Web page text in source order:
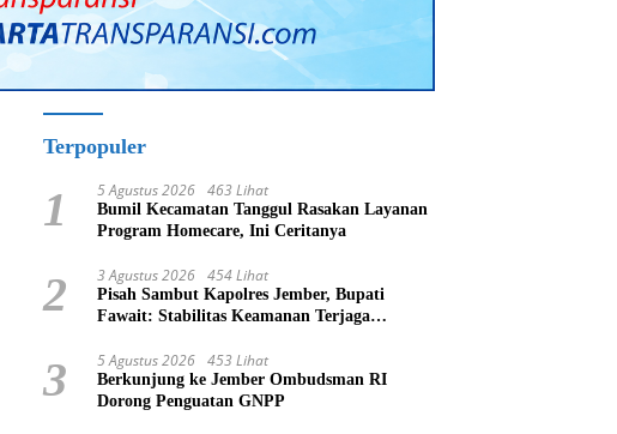
Terpopuler
1 5 Agustus 2026 463 Lihat
Bumil Kecamatan Tanggul Rasakan Layanan
Program Homecare, Ini Ceritanya
2 3 Agustus 2026 454 Lihat
Pisah Sambut Kapolres Jember, Bupati
Fawait: Stabilitas Keamanan Terjaga
3 5 Agustus 2026 453 Lihat
Berkunjung ke Jember Ombudsman RI
Dorong Penguatan GNPP